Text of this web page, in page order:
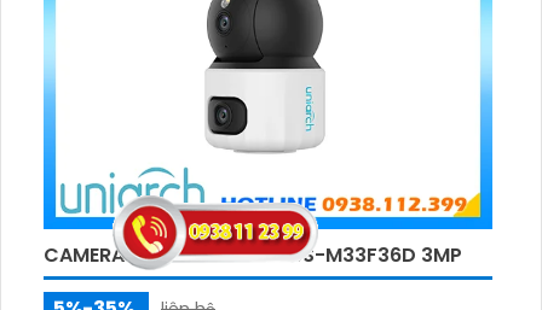
CAMERA WIFI UNV-UHO-S3S-M33F36D 3MP